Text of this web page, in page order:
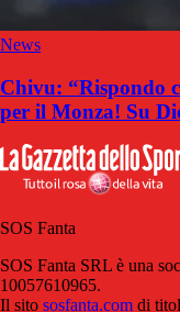
News
Chivu: “Rispondo
per il Monza! Su
SOS Fanta
SOS Fanta SRL è una
10057610965.
Il sito sosfanta.com di